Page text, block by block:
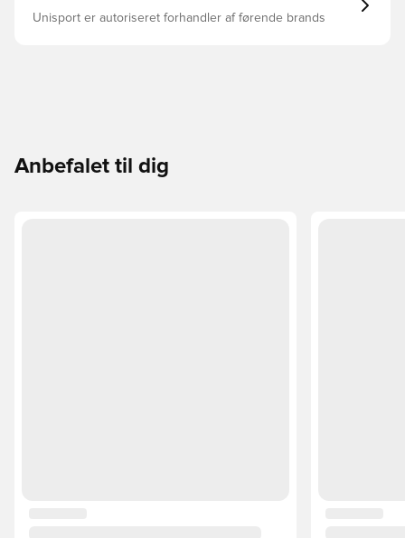
Unisport er autoriseret forhandler af førende brands
Anbefalet til dig